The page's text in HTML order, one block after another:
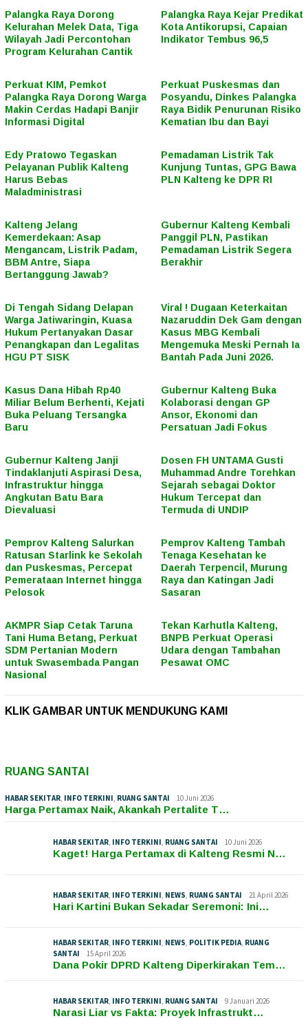
Palangka Raya Dorong
Kelurahan Melek Data, Tiga
Wilayah Jadi Percontohan
Program Kelurahan Cantik
Palangka Raya Kejar Predikat
Kota Antikorupsi, Capaian
Indikator Tembus 96,5
Perkuat KIM, Pemkot
Palangka Raya Dorong Warga
Makin Cerdas Hadapi Banjir
Informasi Digital
Perkuat Puskesmas dan
Posyandu, Dinkes Palangka
Raya Bidik Penurunan Risiko
Kematian Ibu dan Bayi
Edy Pratowo Tegaskan
Pelayanan Publik Kalteng
Harus Bebas
Maladministrasi
Pemadaman Listrik Tak
Kunjung Tuntas, GPG Bawa
PLN Kalteng ke DPR RI
Kalteng Jelang
Kemerdekaan: Asap
Mengancam, Listrik Padam,
BBM Antre, Siapa
Bertanggung Jawab?
Gubernur Kalteng Kembali
Panggil PLN, Pastikan
Pemadaman Listrik Segera
Berakhir
Di Tengah Sidang Delapan
Warga Jatiwaringin, Kuasa
Hukum Pertanyakan Dasar
Penangkapan dan Legalitas
HGU PT SISK
Viral ! Dugaan Keterkaitan
Nazaruddin Dek Gam dengan
Kasus MBG Kembali
Mengemuka Meski Pernah Ia
Bantah Pada Juni 2026.
Kasus Dana Hibah Rp40
Miliar Belum Berhenti, Kejati
Buka Peluang Tersangka
Baru
Gubernur Kalteng Buka
Kolaborasi dengan GP
Ansor, Ekonomi dan
Persatuan Jadi Fokus
Gubernur Kalteng Janji
Tindaklanjuti Aspirasi Desa,
Infrastruktur hingga
Angkutan Batu Bara
Dievaluasi
Dosen FH UNTAMA Gusti
Muhammad Andre Torehkan
Sejarah sebagai Doktor
Hukum Tercepat dan
Termuda di UNDIP
Pemprov Kalteng Salurkan
Ratusan Starlink ke Sekolah
dan Puskesmas, Percepat
Pemerataan Internet hingga
Pelosok
Pemprov Kalteng Tambah
Tenaga Kesehatan ke
Daerah Terpencil, Murung
Raya dan Katingan Jadi
Sasaran
AKMPR Siap Cetak Taruna
Tani Huma Betang, Perkuat
SDM Pertanian Modern
untuk Swasembada Pangan
Nasional
Tekan Karhutla Kalteng,
BNPB Perkuat Operasi
Udara dengan Tambahan
Pesawat OMC
KLIK GAMBAR UNTUK MENDUKUNG KAMI
RUANG SANTAI
HABAR SEKITAR, INFO TERKINI, RUANG SANTAI 10 Juni 2026
Harga Pertamax Naik, Akankah Pertalite T…
HABAR SEKITAR, INFO TERKINI, RUANG SANTAI 10 Juni 2026
Kaget! Harga Pertamax di Kalteng Resmi N…
HABAR SEKITAR, INFO TERKINI, NEWS, RUANG SANTAI 21 April 2026
Hari Kartini Bukan Sekadar Seremoni: Ini…
HABAR SEKITAR, INFO TERKINI, NEWS, POLITIK PEDIA, RUANG
SANTAI
15 April 2026
Dana Pokir DPRD Kalteng Diperkirakan Tem…
HABAR SEKITAR, INFO TERKINI, RUANG SANTAI 9 Januari 2026
Narasi Liar vs Fakta: Proyek Infrastrukt…